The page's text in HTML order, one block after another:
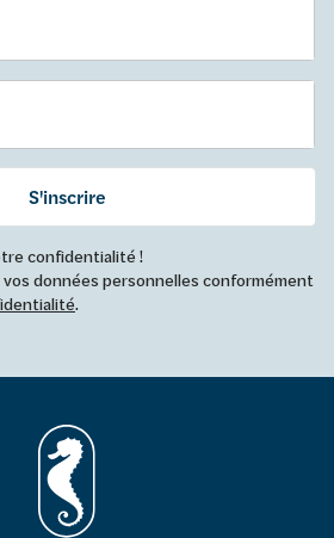
S'inscrire
confidentialité !
données personnelles conformément
.